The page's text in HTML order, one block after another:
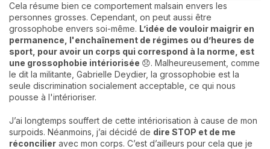
Cela résume bien ce comportement malsain envers les
personnes grosses. Cependant, on peut aussi être
grossophobe envers soi-même. L’idée de vouloir maigrir en
permanence, l'enchaînement de régimes ou d’heures de
sport, pour avoir un corps qui correspond à la norme, est
une grossophobie intériorisée 😞. Malheureusement, comme
le dit la militante, Gabrielle Deydier, la grossophobie est la
seule discrimination socialement acceptable, ce qui nous
pousse à l'intérioriser.
J’ai longtemps souffert de cette intériorisation à cause de mon
surpoids. Néanmoins, j’ai décidé de dire STOP et de me
réconcilier avec mon corps. C’est d’ailleurs pour cela que je